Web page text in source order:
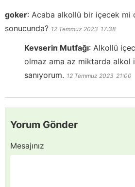
goker: Acaba alkollü bir içecek mi
sonucunda? 12 Temmuz 2023 17:38
Kevserin Mutfağı: Alkollü
olmaz ama az miktarda alkol
sanıyorum. 12 Temmuz 2023 21:00
Yorum Gönder
Mesajınız